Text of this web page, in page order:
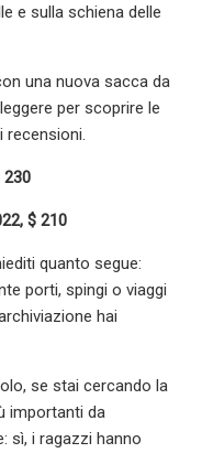
e sulla schiena delle
una nuova sacca da
per scoprire le
recensioni.
230
$ 210
quanto segue:
porti, spingi o viaggi
hai
se stai cercando la
importanti da
sì, i ragazzi hanno